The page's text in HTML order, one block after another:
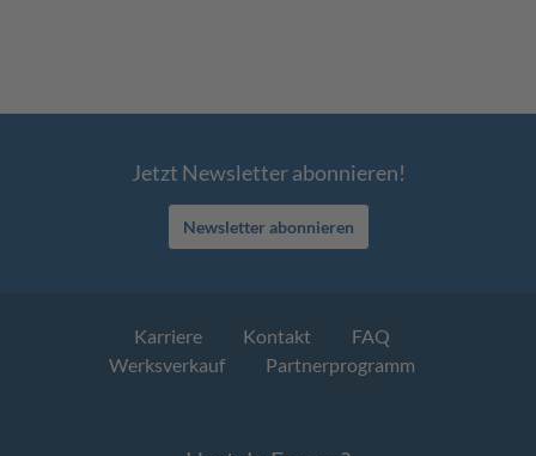
Jetzt Newsletter abonnieren!
Newsletter abonnieren
Karriere Kontakt
FAQ
Werksverkauf
Partnerprogramm